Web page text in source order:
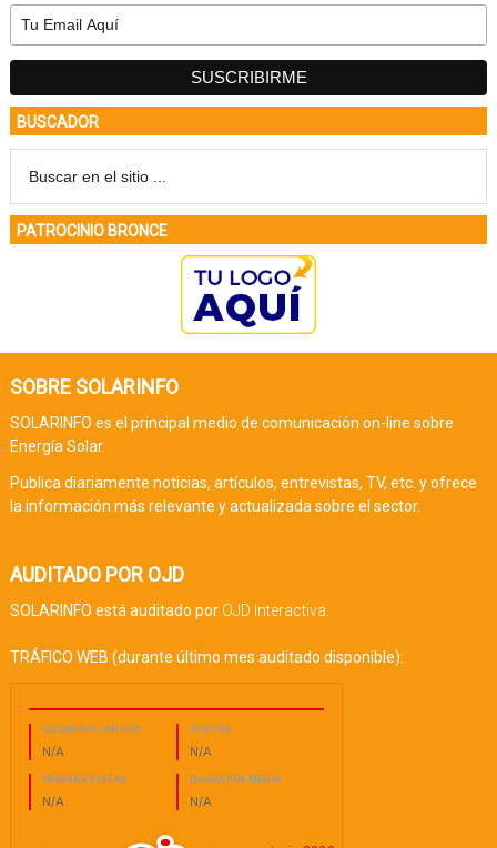
BUSCADOR
PATROCINIO BRONCE
SOBRE SOLARINFO
SOLARINFO es el principal medio de comunicación on-line sobre
Energía Solar.
Publica diariamente noticias, artículos, entrevistas, TV, etc. y ofrece
la información más relevante y actualizada sobre el sector.
AUDITADO POR OJD
SOLARINFO está auditado por OJD Interactiva.
TRÁFICO WEB (durante último mes auditado disponible):